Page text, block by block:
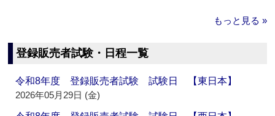
もっと見る »
登録販売者試験・日程一覧
令和8年度 登録販売者試験 試験日 【東日本】
2026年05月29日 (金)